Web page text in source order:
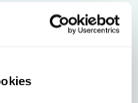
acties en tips